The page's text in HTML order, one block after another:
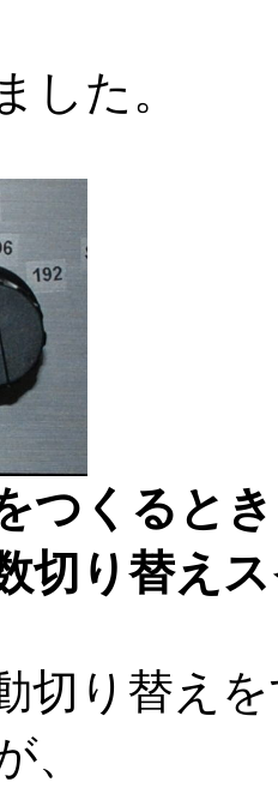
した。
つくると
切り替え
切り替え
、